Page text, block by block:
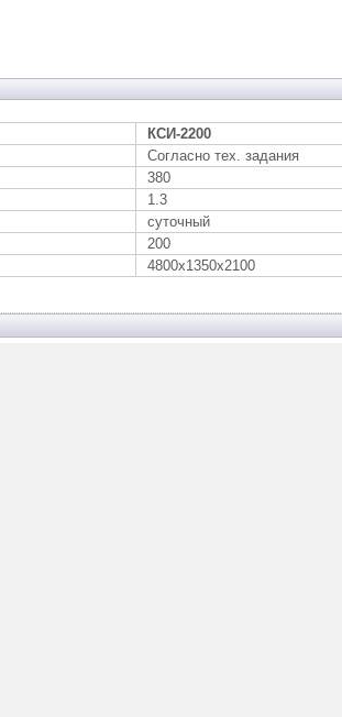
КСИ-2200
Согласно тех. задания
380
1.3
суточный
200
4800х1350х2100